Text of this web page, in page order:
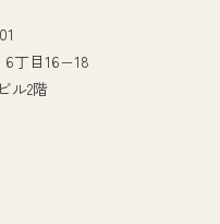
6丁目16−18
ル2階